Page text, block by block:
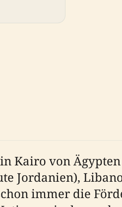
Kairo von
Jordanien),
immer die